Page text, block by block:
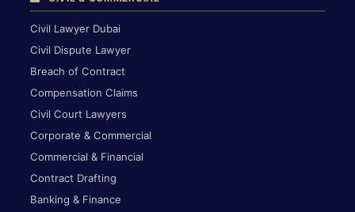
Civil Lawyer Dubai
Civil Dispute Lawyer
Breach of Contract
Compensation Claims
Civil Court Lawyers
Corporate & Commercial
Commercial & Financial
Contract Drafting
Banking & Finance